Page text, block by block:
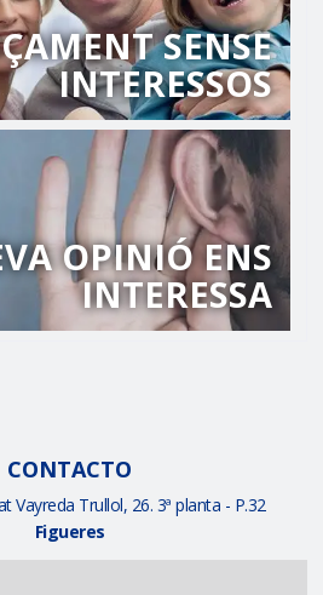
SENSE
INTERESSOS
OPINIÓ ENS
INTERESSA
CONTACTO
Vayreda Trullol, 26. 3ª planta - P.32
Figueres